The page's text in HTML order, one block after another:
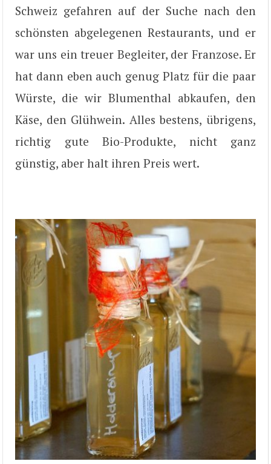
Schweiz gefahren auf der Suche nach den
schönsten abgelegenen Restaurants, und er
war uns ein treuer Begleiter, der Franzose. Er
hat dann eben auch genug Platz für die paar
Würste, die wir Blumenthal abkaufen, den
Käse, den Glühwein. Alles bestens, übrigens,
richtig gute Bio-Produkte, nicht ganz
günstig, aber halt ihren Preis wert.